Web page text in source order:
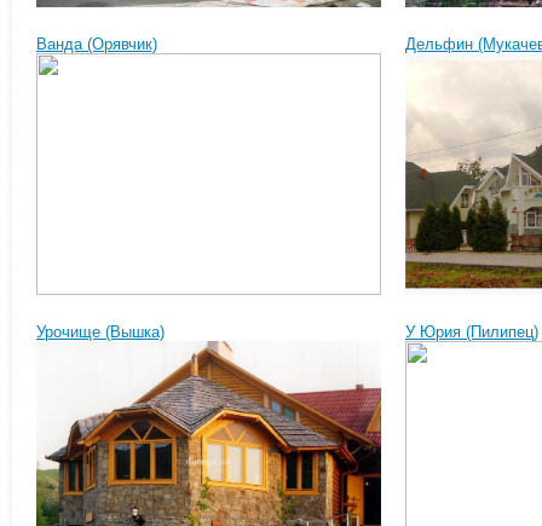
Ванда (Орявчик) Дельфин
Урочище (Вышка) У Юрия (Пилипец)